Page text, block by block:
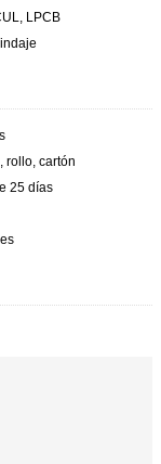
LPCB
rollo, cartón
25 días